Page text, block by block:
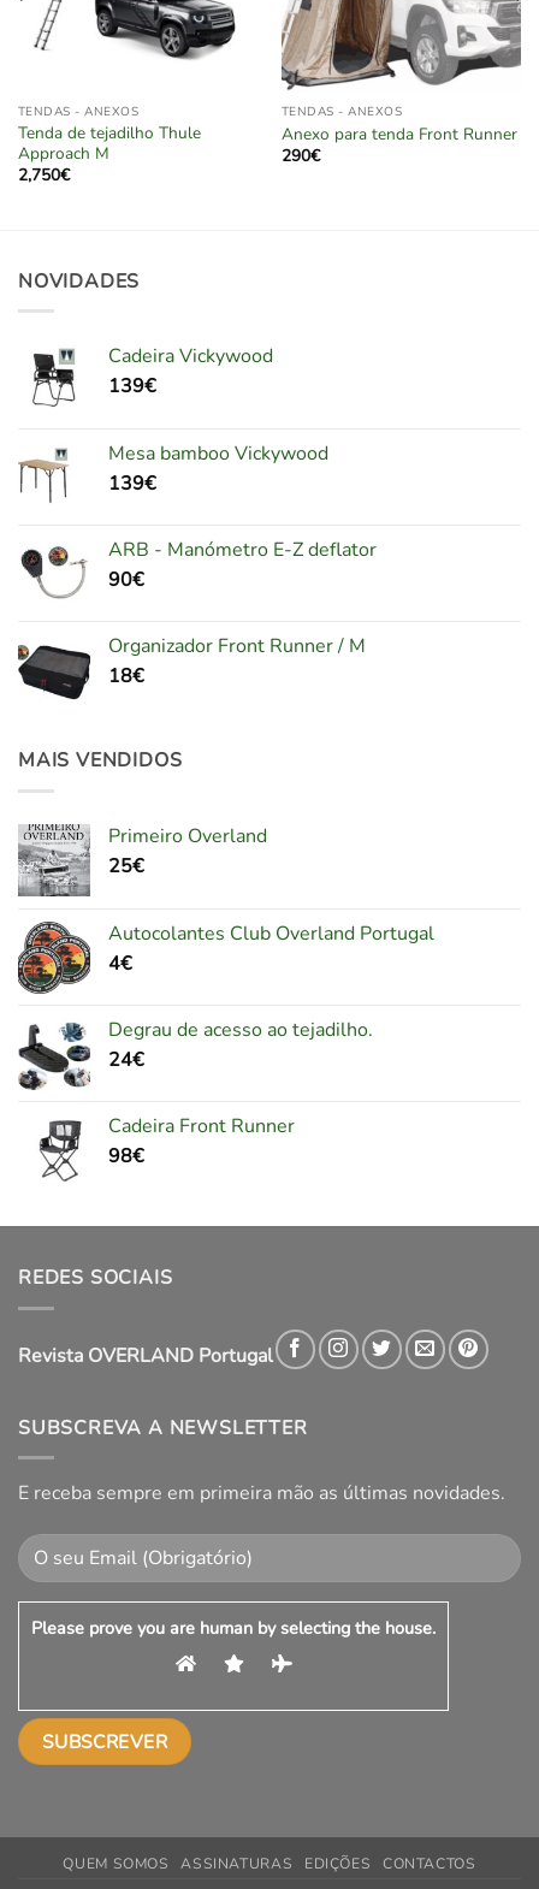
TENDAS - ANEXOS
Tenda de tejadilho Thule
Approach M
2,750€
TENDAS - ANEXOS
Anexo para tenda Front Runner
290€
NOVIDADES
Cadeira Vickywood
139€
Mesa bamboo Vickywood
139€
ARB - Manómetro E-Z deflator
90€
Organizador Front Runner / M
18€
MAIS VENDIDOS
Primeiro Overland
25€
Autocolantes Club Overland Portugal
4€
Degrau de acesso ao tejadilho.
24€
Cadeira Front Runner
98€
REDES SOCIAIS
Revista OVERLAND Portugal
SUBSCREVA A NEWSLETTER
E receba sempre em primeira mão as últimas novidades.
Please prove you are human by selecting the house.
QUEM SOMOS ASSINATURAS EDIÇÕES CONTACTOS